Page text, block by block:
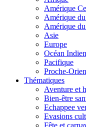
Amérique
Amérique
Amérique
Asie
Europe
Océan Indien
Pacifique
Proche-
Thématiques
Aventure et
Bien-être
Echappee
Evasions
Fête et